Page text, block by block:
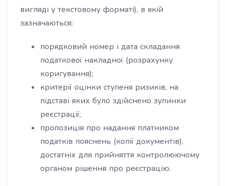
вигляді у текстовому форматі), в якій
зазначаються:
порядковий номер і дата складання
податкової накладної (розрахунку
коригування);
критерії оцінки ступеня ризиків, на
підставі яких було здійснено зупинки
реєстрації;
пропозиція про надання платником
податків пояснень (копії документів),
достатніх для прийняття контролюючому
органом рішення про реєстрацію.